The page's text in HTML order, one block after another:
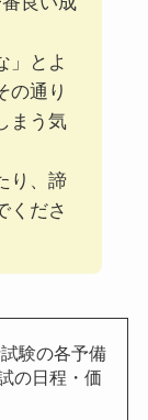
」とよ
の通り
まう気
り、諦
くださ
験の各予備
の日程・価